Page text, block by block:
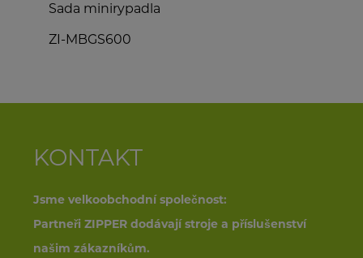
Sada minirypadla
ZI-MBGS600
KONTAKT
Jsme velkoobchodní společnost:
Partneři ZIPPER dodávají stroje a příslušenství
našim zákazníkům.